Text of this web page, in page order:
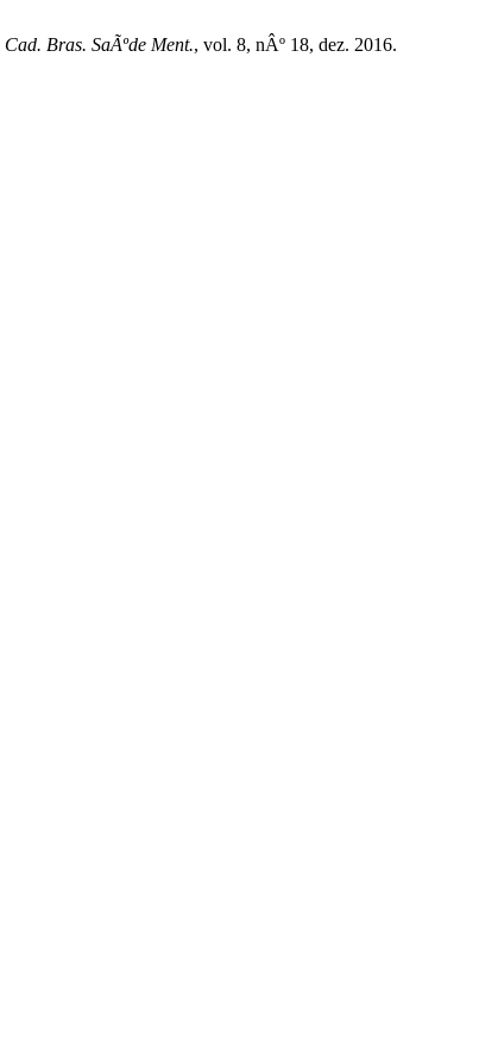
Cad. Bras. SaÃºde Ment., vol. 8, nÂº 18, dez. 2016.